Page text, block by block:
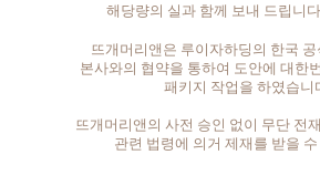
해당량의 실과 함께 보내 드립니다.
뜨개머리앤은 루이자하딩의 한국 공
본사와의 협약을 통하여 도안에 대한
패키지 작업을 하였습니
뜨개머리앤의 사전 승인 없이 무단 전
관련 법령에 의거 제재를 받을 수